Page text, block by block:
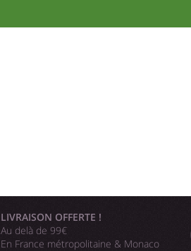
LIVRAISON OFFERTE !
Au delà de 99€
En France métropolitaine & Monaco